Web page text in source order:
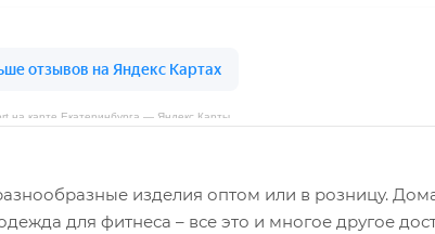
на карте Екатеринбурга — Яндекс Карты
изделия оптом или в розницу.
для фитнеса – все это и многое другое